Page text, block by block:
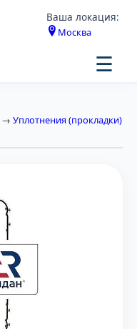
Ваша локация:
Москва
☰
→ Уплотнения (прокладки)